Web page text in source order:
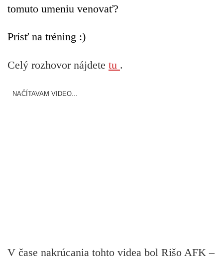
tomuto umeniu venovať?
Prísť na tréning :)
Celý rozhovor nájdete tu .
NAČÍTAVAM VIDEO...
V čase nakrúcania tohto videa bol Rišo AFK –